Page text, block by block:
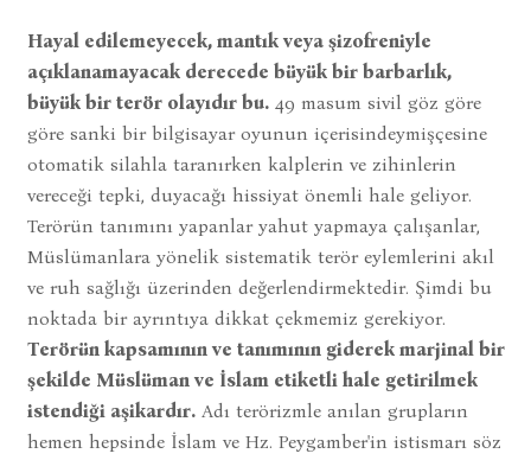
Hayal edilemeyecek, mantık veya şizofreniyle
açıklanamayacak derecede büyük bir barbarlık,
büyük bir terör olayıdır bu.49 masum sivil göz göre
göre sanki bir bilgisayar oyunun içerisindeymişçesine
otomatik silahla taranırken kalplerin ve zihinlerin
vereceği tepki, duyacağı hissiyat önemli hale geliyor.
Terörün tanımını yapanlar yahut yapmaya çalışanlar,
Müslümanlara yönelik sistematik terör eylemlerini akıl
ve ruh sağlığı üzerinden değerlendirmektedir. Şimdi bu
noktada bir ayrıntıya dikkat çekmemiz gerekiyor.
Terörün kapsamının ve tanımının giderek marjinal bir
şekilde Müslüman ve İslam etiketli hale getirilmek
istendiği aşikardır.Adı terörizmle anılan grupların
hemen hepsinde İslam ve Hz. Peygamber'in istismarı söz